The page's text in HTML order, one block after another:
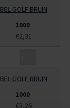
GOLF BRUIN
1000
€2,31
GOLF BRUIN
1000
€3,26